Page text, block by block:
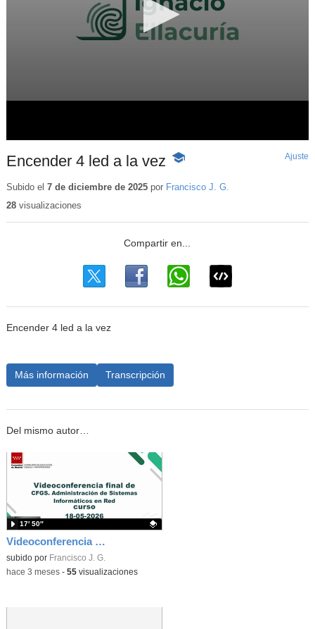
Encender 4 led a la vez
-
educativo
Ajuste
Subido el 7 de diciembre de 2025por Francisco J. G.
28visualizaciones
Encender 4 led a la vez
Más información Transcripción
Del mismo autor…
Videoconferencia Información Examenes Ellacuria
Contenido educativo.
subido por Francisco J. G.
17′ 50″
-hace 3 meses- 55visualizaciones